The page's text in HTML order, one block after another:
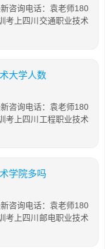
咨询电话：袁老师180
考上四川交通职业技术
大学人数
咨询电话：袁老师180
考上四川工程职业技术
学院多吗
咨询电话：袁老师180
考上四川邮电职业技术